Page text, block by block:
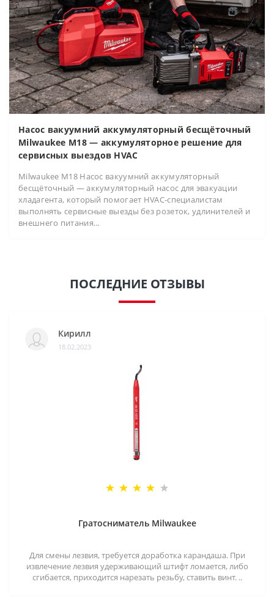
Насос вакуумний аккумуляторный бесщёточный
Milwaukee M18 — аккумуляторное решение для
сервисных выездов HVAC
Milwaukee M18 Насос вакуумний аккумуляторный
бесщёточный — аккумуляторный насос для эвакуации
хладагента, который помогает HVAC-специалистам
выполнять сервисные выезды без розеток, удлинителей и
внешнего питания...
ПОСЛЕДНИЕ ОТЗЫВЫ
Кирилл
18.02.2023
Гратосниматель Milwaukee
Для смены лезвия, требуется доработка карандаша. При
извлечение лезвия удерживающий штифт ломается, либо
сгибается, приходится нарезать резьбу, ставить винт. ..